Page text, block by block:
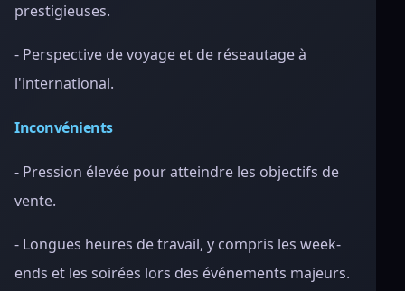
prestigieuses.
- Perspective de voyage et de réseautage à
l'international.
Inconvénients
- Pression élevée pour atteindre les objectifs de
vente.
- Longues heures de travail, y compris les week-
ends et les soirées lors des événements majeurs.